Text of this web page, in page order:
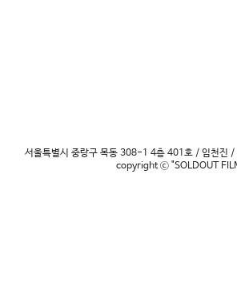
서울특별시 중랑구 목동 308-1 4층 401호 / 임
copyright ⓒ "SOLDOUT